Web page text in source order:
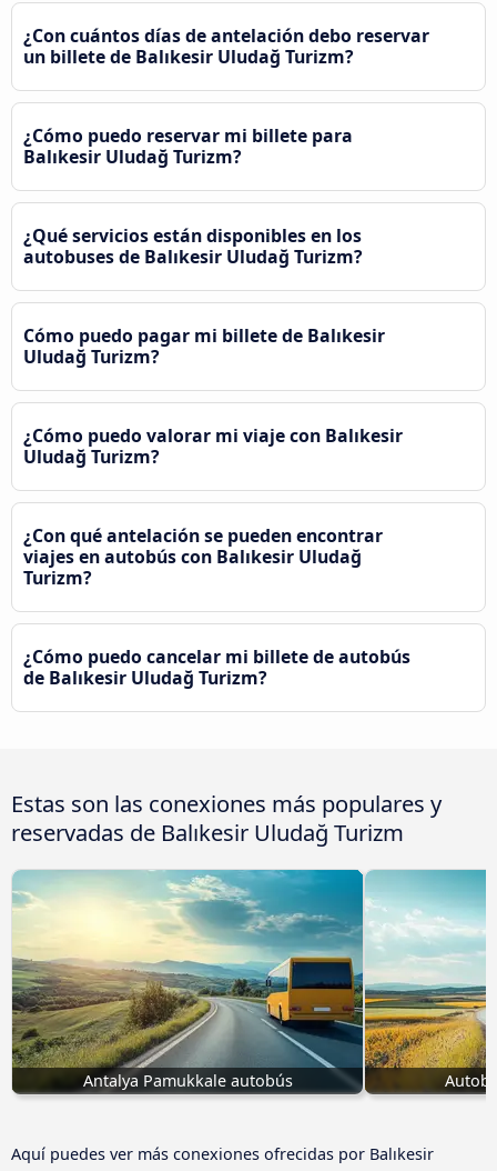
¿Con cuántos días de antelación debo reservar
un billete de Balıkesir Uludağ Turizm?
¿Cómo puedo reservar mi billete para
Balıkesir Uludağ Turizm?
¿Qué servicios están disponibles en los
autobuses de Balıkesir Uludağ Turizm?
Cómo puedo pagar mi billete de Balıkesir
Uludağ Turizm?
¿Cómo puedo valorar mi viaje con Balıkesir
Uludağ Turizm?
¿Con qué antelación se pueden encontrar
viajes en autobús con Balıkesir Uludağ
Turizm?
¿Cómo puedo cancelar mi billete de autobús
de Balıkesir Uludağ Turizm?
Estas son las conexiones más populares y
reservadas de Balıkesir Uludağ Turizm
Antalya Pamukkale autobús
Aquí puedes ver más conexiones ofrecidas por Balıkesir